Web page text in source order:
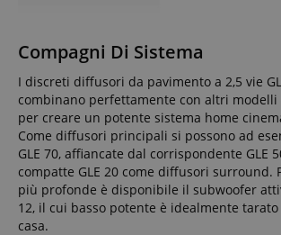
Compagni Di Sistema
I discreti diffusori da pavimento a 2,5 vie
combinano perfettamente con altri modelli
per creare un potente sistema home
Come diffusori principali si possono ad
GLE 70, affiancate dal corrispondente GLE
compatte GLE 20 come diffusori surround.
più profonde è disponibile il subwoofer
12, il cui basso potente è idealmente
casa.